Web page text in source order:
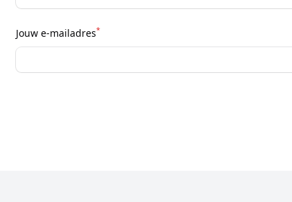
Jouw e-mailadres*